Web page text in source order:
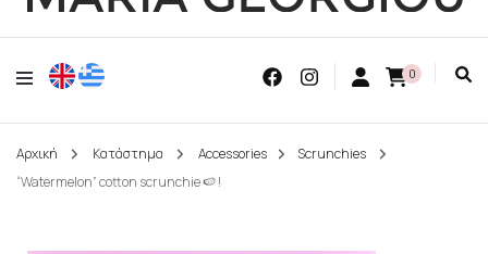
Patatuka
Maria Georgiou
0
Αρχική Κατάστημα Accessories
Scrunchies
“Watermelon” cotton scrunchie 🍉 !